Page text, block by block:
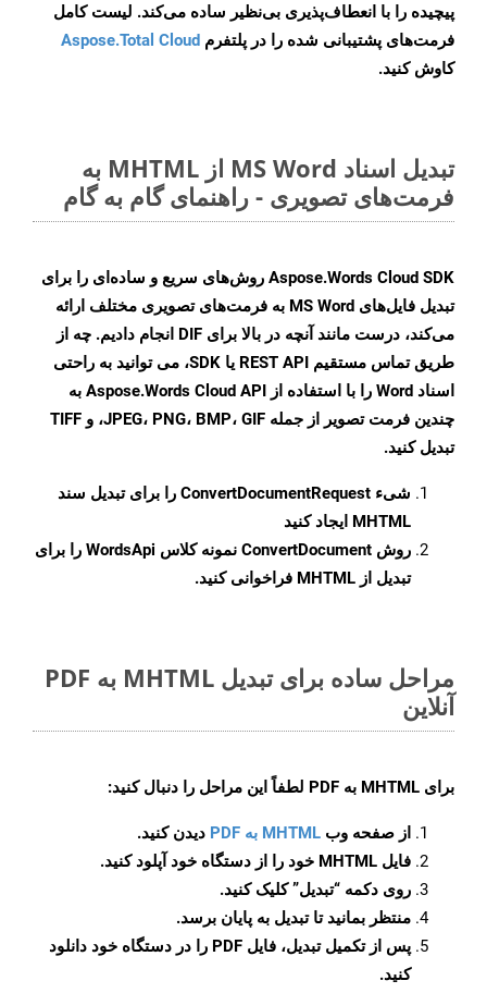
پیچیده را با انعطاف‌پذیری بی‌نظیر ساده می‌کند. لیست کامل
فرمت‌های پشتیبانی شده را در پلتفرم Aspose.Total Cloud
کاوش کنید.
تبدیل اسناد MS Word از MHTML به
فرمت‌های تصویری - راهنمای گام به گام
Aspose.Words Cloud SDK روش‌های سریع و ساده‌ای را برای
تبدیل فایل‌های MS Word به فرمت‌های تصویری مختلف ارائه
می‌کند، درست مانند آنچه در بالا برای DIF انجام دادیم. چه از
طریق تماس مستقیم REST API یا SDK، می توانید به راحتی
اسناد Word را با استفاده از Aspose.Words Cloud API به
چندین فرمت تصویر از جمله JPEG، PNG، BMP، GIF، و TIFF
تبدیل کنید.
شیء ConvertDocumentRequest را برای تبدیل سند
MHTML ایجاد کنید
روش ConvertDocument
نمونه کلاس WordsApi را برای
تبدیل از MHTML فراخوانی کنید.
مراحل ساده برای تبدیل MHTML به PDF
آنلاین
برای MHTML به PDF لطفاً این مراحل را دنبال کنید:
از صفحه وب MHTML به PDF
دیدن کنید.
فایل MHTML خود را از دستگاه خود آپلود کنید.
روی دکمه “تبدیل”کلیک کنید.
منتظر بمانید تا تبدیل به پایان برسد.
پس از تکمیل تبدیل، فایل PDF را در دستگاه خود دانلود
کنید.